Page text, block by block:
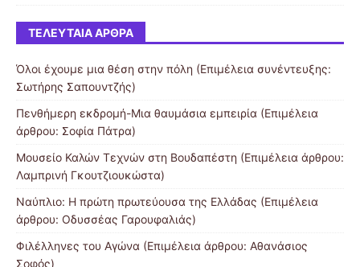
ΤΕΛΕΥΤΑΊΑ ΆΡΘΡΑ
Όλοι έχουμε μια θέση στην πόλη (Επιμέλεια συνέντευξης:
Σωτήρης Σαπουντζής)
Πενθήμερη εκδρομή-Μια θαυμάσια εμπειρία (Επιμέλεια
άρθρου: Σοφία Πάτρα)
Μουσείο Καλών Τεχνών στη Βουδαπέστη (Επιμέλεια άρθρου:
Λαμπρινή Γκουτζιουκώστα)
Ναύπλιο: Η πρώτη πρωτεύουσα της Ελλάδας (Επιμέλεια
άρθρου: Οδυσσέας Γαρουφαλιάς)
Φιλέλληνες του Αγώνα (Επιμέλεια άρθρου: Αθανάσιος
Σοφός)